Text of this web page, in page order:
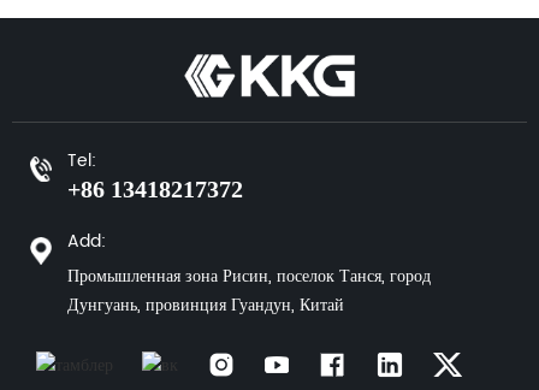
Tel:
+86 13418217372
Add:
Промышленная зона Рисин, поселок Танся, город
Дунгуань, провинция Гуандун, Китай